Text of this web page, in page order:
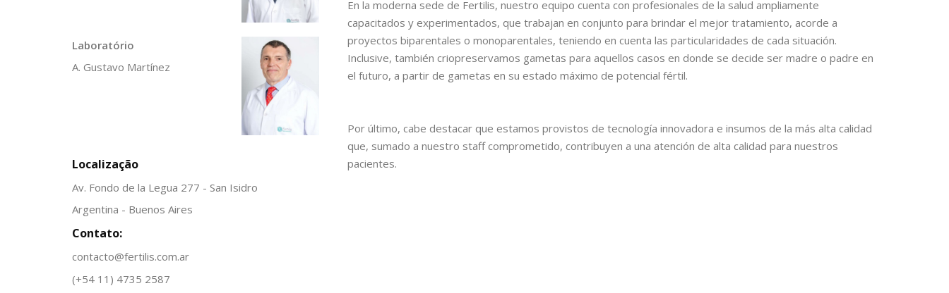
Laboratório
A. Gustavo Martínez
Localização
Av. Fondo de la Legua 277 - San Isidro
Argentina - Buenos Aires
Contato:
contacto@fertilis.com.ar
(+54 11) 4735 2587
En la moderna sede de Fertilis, nuestro equipo cuenta con profesionales de la salud ampliamente
capacitados y experimentados, que trabajan en conjunto para brindar el mejor tratamiento, acorde a
proyectos biparentales o monoparentales, teniendo en cuenta las particularidades de cada situación.
Inclusive, también criopreservamos gametas para aquellos casos en donde se decide ser madre o padre en
el futuro, a partir de gametas en su estado máximo de potencial fértil.
Por último, cabe destacar que estamos provistos de tecnología innovadora e insumos de la más alta calidad
que, sumado a nuestro staff comprometido, contribuyen a una atención de alta calidad para nuestros
pacientes.